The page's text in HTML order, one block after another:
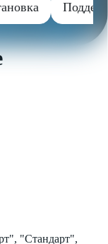
"Стандарт",